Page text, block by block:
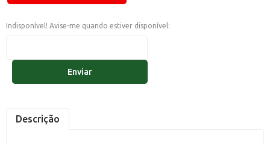
Indisponível! Avise-me quando estiver disponível:
Enviar
Descrição